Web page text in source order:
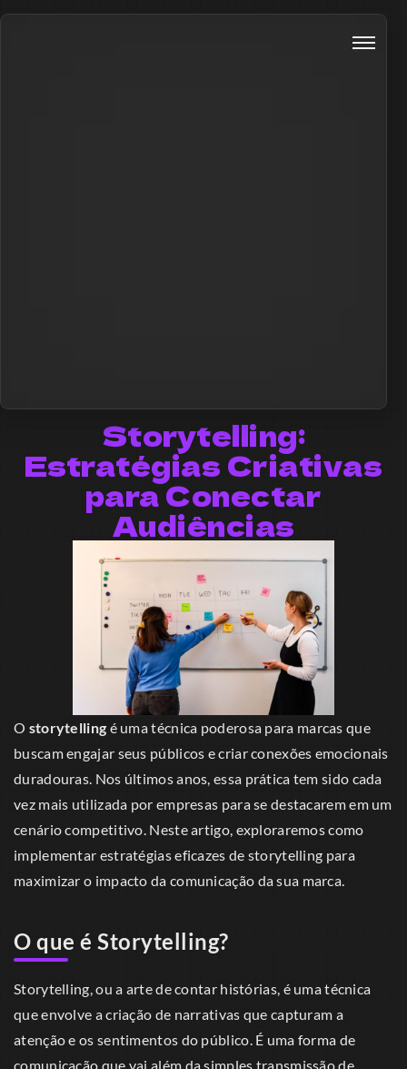
Storytelling:
Estratégias Criativas
para Conectar
Audiências
O storytelling é uma técnica poderosa para marcas que
buscam engajar seus públicos e criar conexões emocionais
duradouras. Nos últimos anos, essa prática tem sido cada
vez mais utilizada por empresas para se destacarem em um
cenário competitivo. Neste artigo, exploraremos como
implementar estratégias eficazes de storytelling para
maximizar o impacto da comunicação da sua marca.
O que é Storytelling?
Storytelling, ou a arte de contar histórias, é uma técnica
que envolve a criação de narrativas que capturam a
atenção e os sentimentos do público. É uma forma de
comunicação que vai além da simples transmissão de